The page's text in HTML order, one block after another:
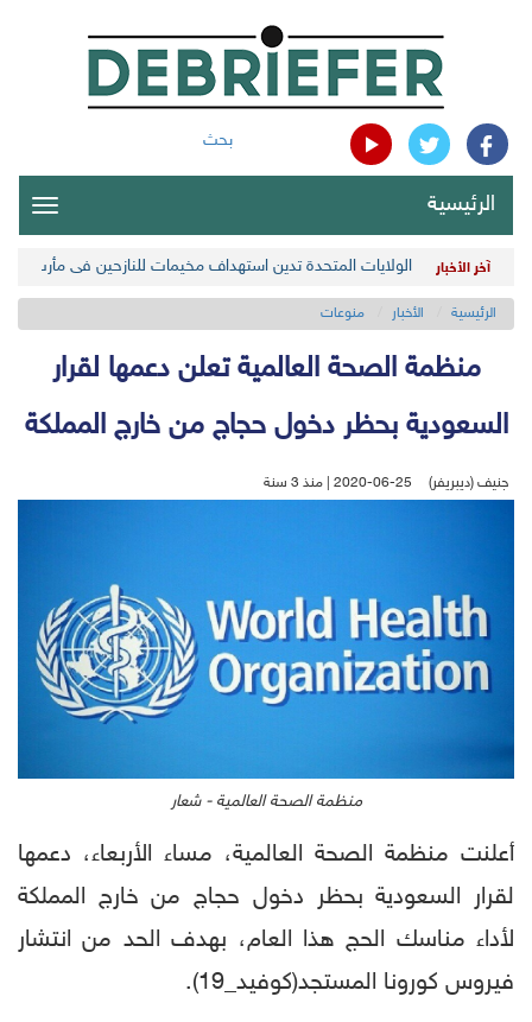
بحث
الرئيسية
آخر الأخبار الولايات المتحدة تدين استهداف مخيمات للنازحين في مأرب
الرئيسية الأخبار منوعات
منظمة الصحة العالمية تعلن دعمها لقرار
السعودية بحظر دخول حجاج من خارج المملكة
جنيف (ديبريفر) 2020-06-25 | منذ 3 سنة
منظمة الصحة العالمية - شعار
أعلنت منظمة الصحة العالمية، مساء الأربعاء، دعمها
لقرار السعودية بحظر دخول حجاج من خارج المملكة
لأداء مناسك الحج هذا العام، بهدف الحد من انتشار
فيروس كورونا المستجد(كوفيد_19).